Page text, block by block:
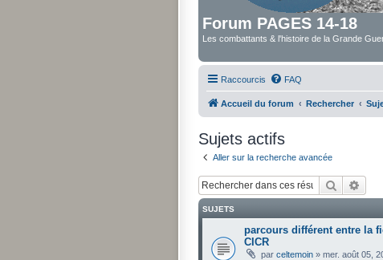
Forum PAGES 14-18
Les combattants & l'histoire de la Grande
Raccourcis FAQ
Accueil du forum Rechercher
Sujets actifs
Aller sur la recherche avancée
SUJETS
parcours différent entre la
CICR
par celtemoin » mer. août 05,